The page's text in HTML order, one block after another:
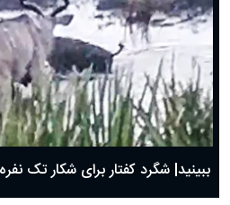
ببینید| شگرد کفتار برای شکار تک